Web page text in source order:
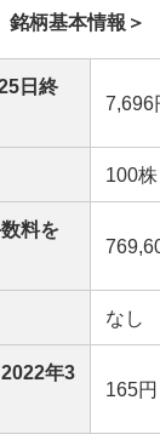
銘柄基本情報＞
日終
7,696
100株
料を
なし
年3
165円